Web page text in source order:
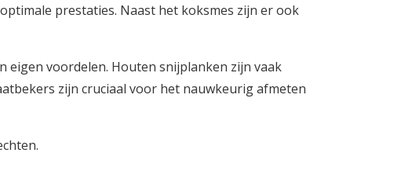
prestaties. Naast het koksmes zijn er ook
eigen voordelen. Houten snijplanken zijn vaak
zijn cruciaal voor het nauwkeurig afmeten